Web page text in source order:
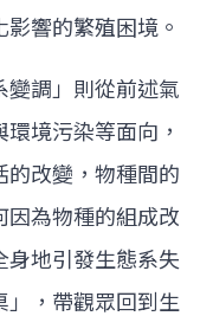
響的繁殖困境。
變調」則從前述氣
境污染等面向，
的改變，物種間的
因為物種的組成改
身地引發生態系失
」，帶觀眾回到生